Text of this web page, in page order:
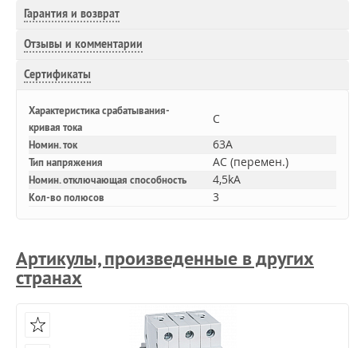
Гарантия и возврат
Отзывы и комментарии
Сертификаты
Характеристика срабатывания-
кривая тока
C
Номин. ток 63A
Тип напряжения AC (перемен.)
Номин. отключающая способность 4,5kA
Кол-во полюсов 3
Артикулы, произведенные в других
странах